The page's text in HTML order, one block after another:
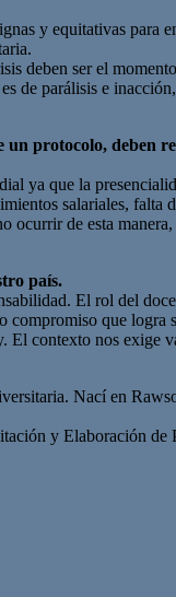
y equitativas para
deben ser el
de parálisis e
un protocolo, deben
ya que la
salariales, falta
ocurrir de esta
país.
El rol del
que logra
contexto nos exige
Nací en
y Elaboración